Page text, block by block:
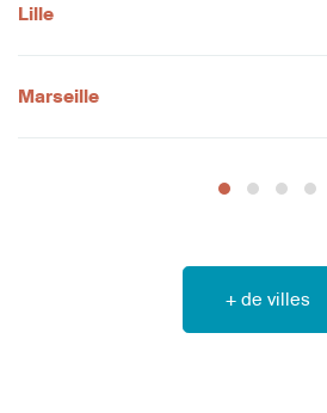
Lille
Marseille
+ de villes